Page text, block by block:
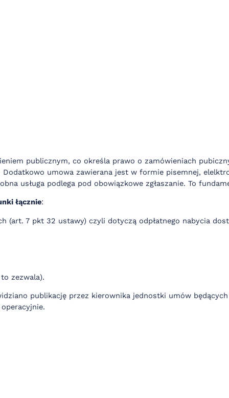
publicznym, co określa prawo o zamówieniach
umowa zawierana jest w formie pisemnej,
usługa podlega pod obowiązkowe zgłaszanie. To
łącznie:
(art. 7 pkt 32 ustawy) czyli dotyczą odpłatnego nabycia
zezwala).
publikację przez kierownika jednostki umów